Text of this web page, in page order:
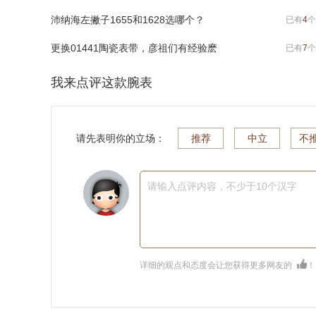
沛纳海左撇子1655和1628选哪个？ 已有4
更换01441陶瓷表带，彦祖们有经验麽 已有7
我来点评这款腕表
请先表明你的立场： 推荐 中立 不
请输入点评内容，不少于10个汉字
详细的观点和态度会让您获得更多网友的 ！